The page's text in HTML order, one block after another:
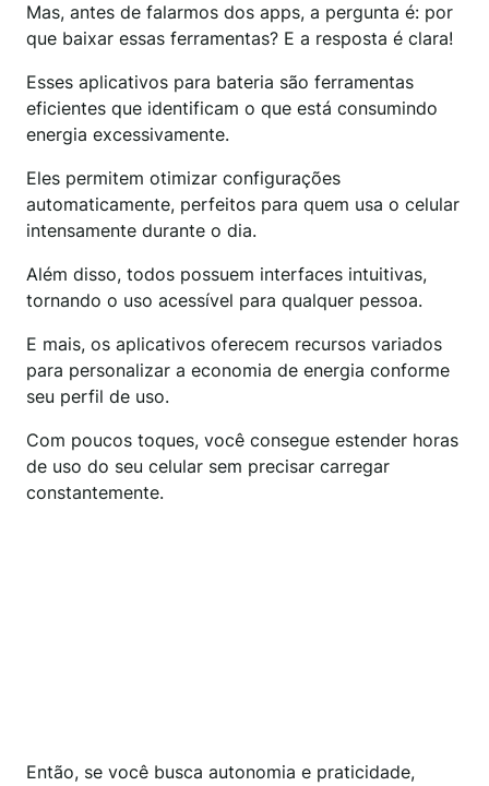
Mas, antes de falarmos dos apps, a pergunta é: por
que baixar essas ferramentas? E a resposta é clara!
Esses aplicativos para bateria são ferramentas
eficientes que identificam o que está consumindo
energia excessivamente.
Eles permitem otimizar configurações
automaticamente, perfeitos para quem usa o celular
intensamente durante o dia.
Além disso, todos possuem interfaces intuitivas,
tornando o uso acessível para qualquer pessoa.
E mais, os aplicativos oferecem recursos variados
para personalizar a economia de energia conforme
seu perfil de uso.
Com poucos toques, você consegue estender horas
de uso do seu celular sem precisar carregar
constantemente.
Então, se você busca autonomia e praticidade,